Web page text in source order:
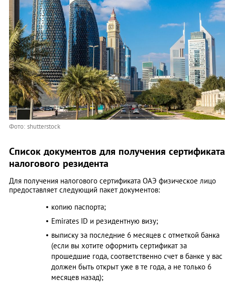
Фото: shutterstock
Список документов для получения сертификата
налогового резидента
Для получения налогового сертификата ОАЭ физическое лицо
предоставляет следующий пакет документов:
копию паспорта;
Emirates ID и резидентную визу;
выписку за последние 6 месяцев с отметкой банка
(если вы хотите оформить сертификат за
прошедшие года, соответственно счет в банке у вас
должен быть открыт уже в те года, а не только 6
месяцев назад);